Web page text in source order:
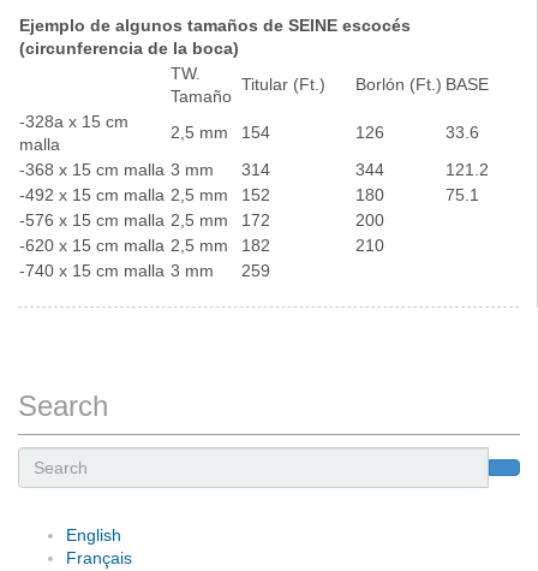
Ejemplo de algunos tamaños de SEINE escocés
(circunferencia de la boca)
TW.
Tamaño
Titular (Ft.) Borlón (Ft.) BASE
-328a x 15 cm
malla
2,5 mm 154 126
33.6
-368 x 15 cm malla 3 mm 314 344
121.2
-492 x 15 cm malla 2,5 mm 152 180
75.1
-576 x 15 cm malla 2,5 mm 172
200
-620 x 15 cm malla 2,5 mm 182
210
-740 x 15 cm malla 3 mm 259
Search
English
Français